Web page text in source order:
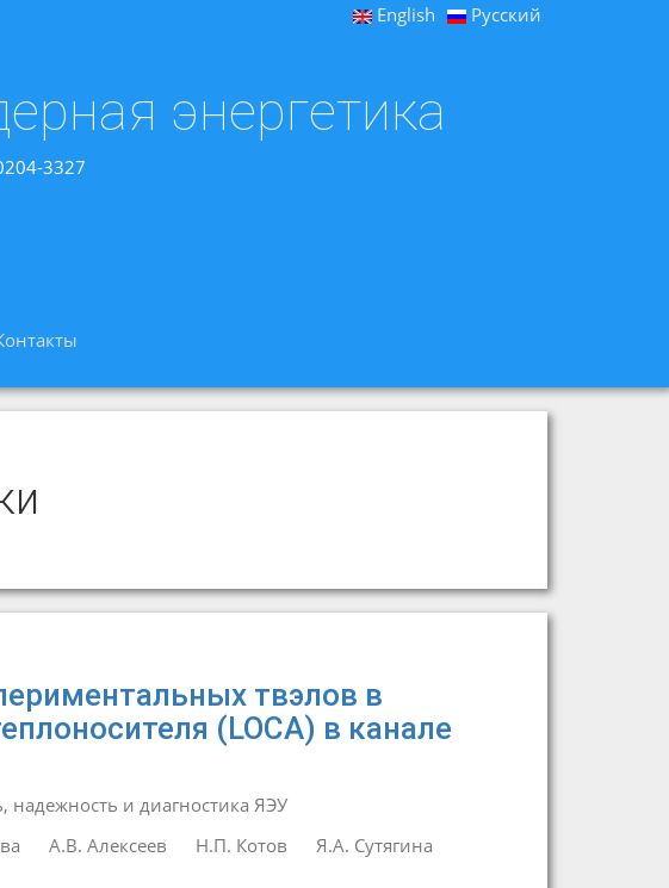
English Русский
энергетика
3327
твэлов в
(LOCA) в канале
надежность и диагностика ЯЭУ
А.В. Алексеев Н.П. Котов
Я.А. Сутягина